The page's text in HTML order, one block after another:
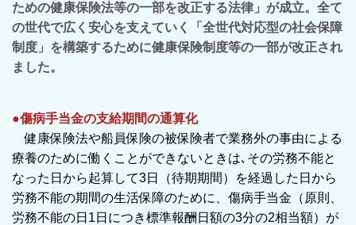
ための健康保険法等の一部を改正する法律」が成立。全て
の世代で広く安心を支えていく「全世代対応型の社会保障
制度」を構築するために健康保険制度等の一部が改正され
ました。
●傷病手当金の支給期間の通算化
健康保険法や船員保険の被保険者で業務外の事由による
療養のために働くことができないときは､その労務不能と
なった日から起算して3日（待期期間）を経過した日から
労務不能の期間の生活保障のために、傷病手当金（原則、
労務不能の日1日につき標準報酬日額の3分の2相当額）が